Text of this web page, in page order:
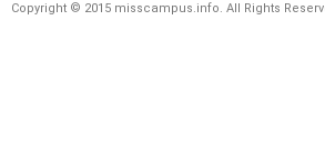
Copyright © 2015 misscampus.info. All Rights